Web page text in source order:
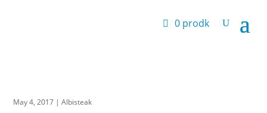
0 prodk
May 4, 2017 |Albisteak